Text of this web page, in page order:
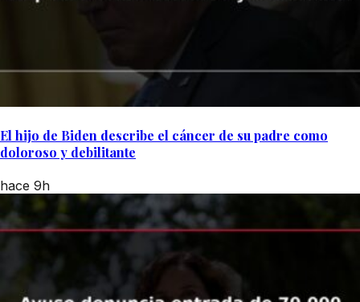
El hijo de Biden describe el cáncer de su padre como
doloroso y debilitante
hace 9h